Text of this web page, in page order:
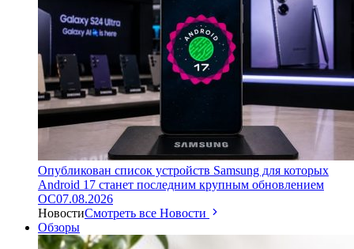
Опубликован список устройств Samsung для которых
Android 17 станет последним крупным обновлением
ОС07.08.2026
НовостиСмотреть все Новости
Обзоры